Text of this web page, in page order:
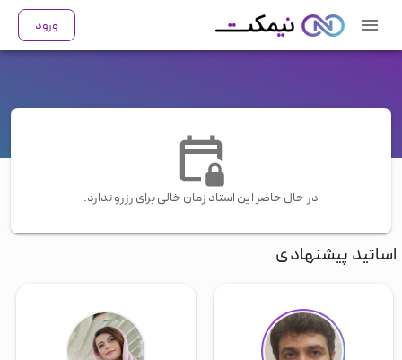
ورود
در حال حاضر این استاد زمان خالی برای رزرو ندارد.
اساتید پیشنهادی